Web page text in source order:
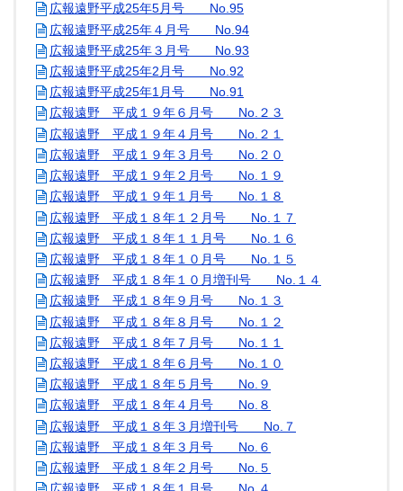
広報遠野平成25年5月号 No.95
広報遠野平成25年４月号 No.94
広報遠野平成25年３月号 No.93
広報遠野平成25年2月号 No.92
広報遠野平成25年1月号 No.91
広報遠野 平成１９年６月号 No.２３
広報遠野 平成１９年４月号 No.２１
広報遠野 平成１９年３月号 No.２０
広報遠野 平成１９年２月号 No.１９
広報遠野 平成１９年１月号 No.１８
広報遠野 平成１８年１２月号 No.１７
広報遠野 平成１８年１１月号 No.１６
広報遠野 平成１８年１０月号 No.１５
広報遠野 平成１８年１０月増刊号 No.１４
広報遠野 平成１８年９月号 No.１３
広報遠野 平成１８年８月号 No.１２
広報遠野 平成１８年７月号 No.１１
広報遠野 平成１８年６月号 No.１０
広報遠野 平成１８年５月号 No.９
広報遠野 平成１８年４月号 No.８
広報遠野 平成１８年３月増刊号 No.７
広報遠野 平成１８年３月号 No.６
広報遠野 平成１８年２月号 No.５